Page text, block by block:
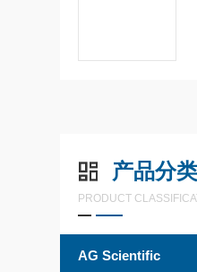
产品分类
PRODUCT
AG Scientific